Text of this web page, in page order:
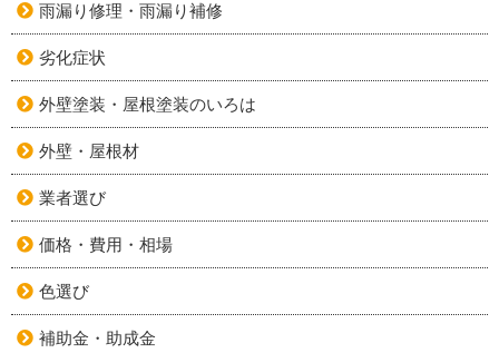
雨漏り修理・雨漏り補修
劣化症状
外壁塗装・屋根塗装のいろは
外壁・屋根材
業者選び
価格・費用・相場
色選び
補助金・助成金